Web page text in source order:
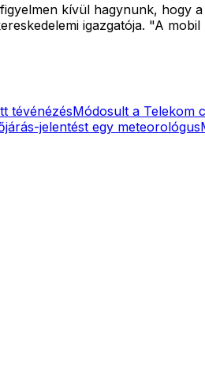
kívül hagynunk, hogy
igazgatója. "A
tévénézésMódosult a Telekom
jelentést egy meteorológus